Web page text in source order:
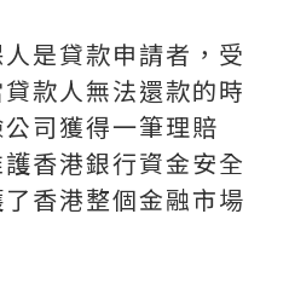
是貸款申請者，受
款人無法還款的時
司獲得一筆理賠
香港銀行資金安全
香港整個金融市場